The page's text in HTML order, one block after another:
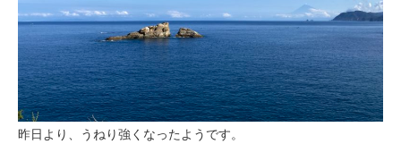
昨日より、うねり強くなったようです。